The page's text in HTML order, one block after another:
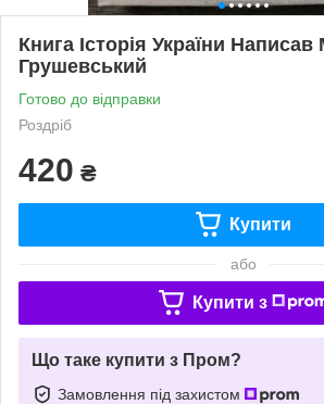
Книга Історія України
Грушевський
Готово до відправки
Роздріб
420 ₴
Купити
або
Купити з
Що таке купити з Пром?
Замовлення під захистом